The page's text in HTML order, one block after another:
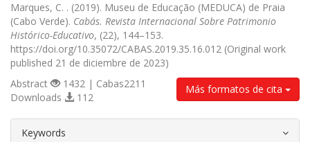
Marques, C. . (2019). Museu de Educação (MEDUCA) de Praia
(Cabo Verde). Cabás. Revista Internacional Sobre Patrimonio
Histórico-Educativo, (22), 144–153.
https://doi.org/10.35072/CABAS.2019.35.16.012 (Original work
published 21 de diciembre de 2023)
Más formatos de cita
Abstract
1432 | Cabas2211
Downloads
112
Keywords